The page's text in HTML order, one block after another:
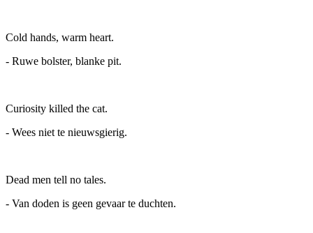
Cold hands, warm heart.
- Ruwe bolster, blanke pit.
Curiosity killed the cat.
- Wees niet te nieuwsgierig.
Dead men tell no tales.
- Van doden is geen gevaar te duchten.